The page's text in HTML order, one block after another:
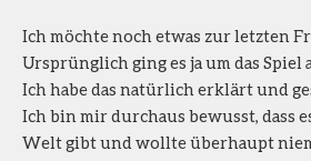
Ich möchte noch etwas zur letzten
Ursprünglich ging es ja um das Spiel
Ich habe das natürlich erklärt und
Ich bin mir durchaus bewusst, dass
Welt gibt und wollte überhaupt